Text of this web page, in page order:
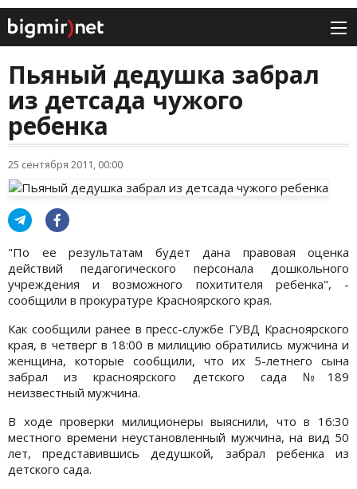
Пьяный дедушка забрал
из детсада чужого
ребенка
25 сентября 2011, 00:00
"По ее результатам будет дана правовая оценка
действий педагогического персонала дошкольного
учреждения и возможного похитителя ребенка", -
сообщили в прокуратуре Красноярского края.
Как сообщили ранее в пресс-службе ГУВД Красноярского
края, в четверг в 18:00 в милицию обратились мужчина и
женщина, которые сообщили, что их 5-летнего сына
забрал из красноярского детского сада №189
неизвестный мужчина.
В ходе проверки милиционеры выяснили, что в 16:30
местного времени неустановленный мужчина, на вид 50
лет, представившись дедушкой, забрал ребенка из
детского сада.